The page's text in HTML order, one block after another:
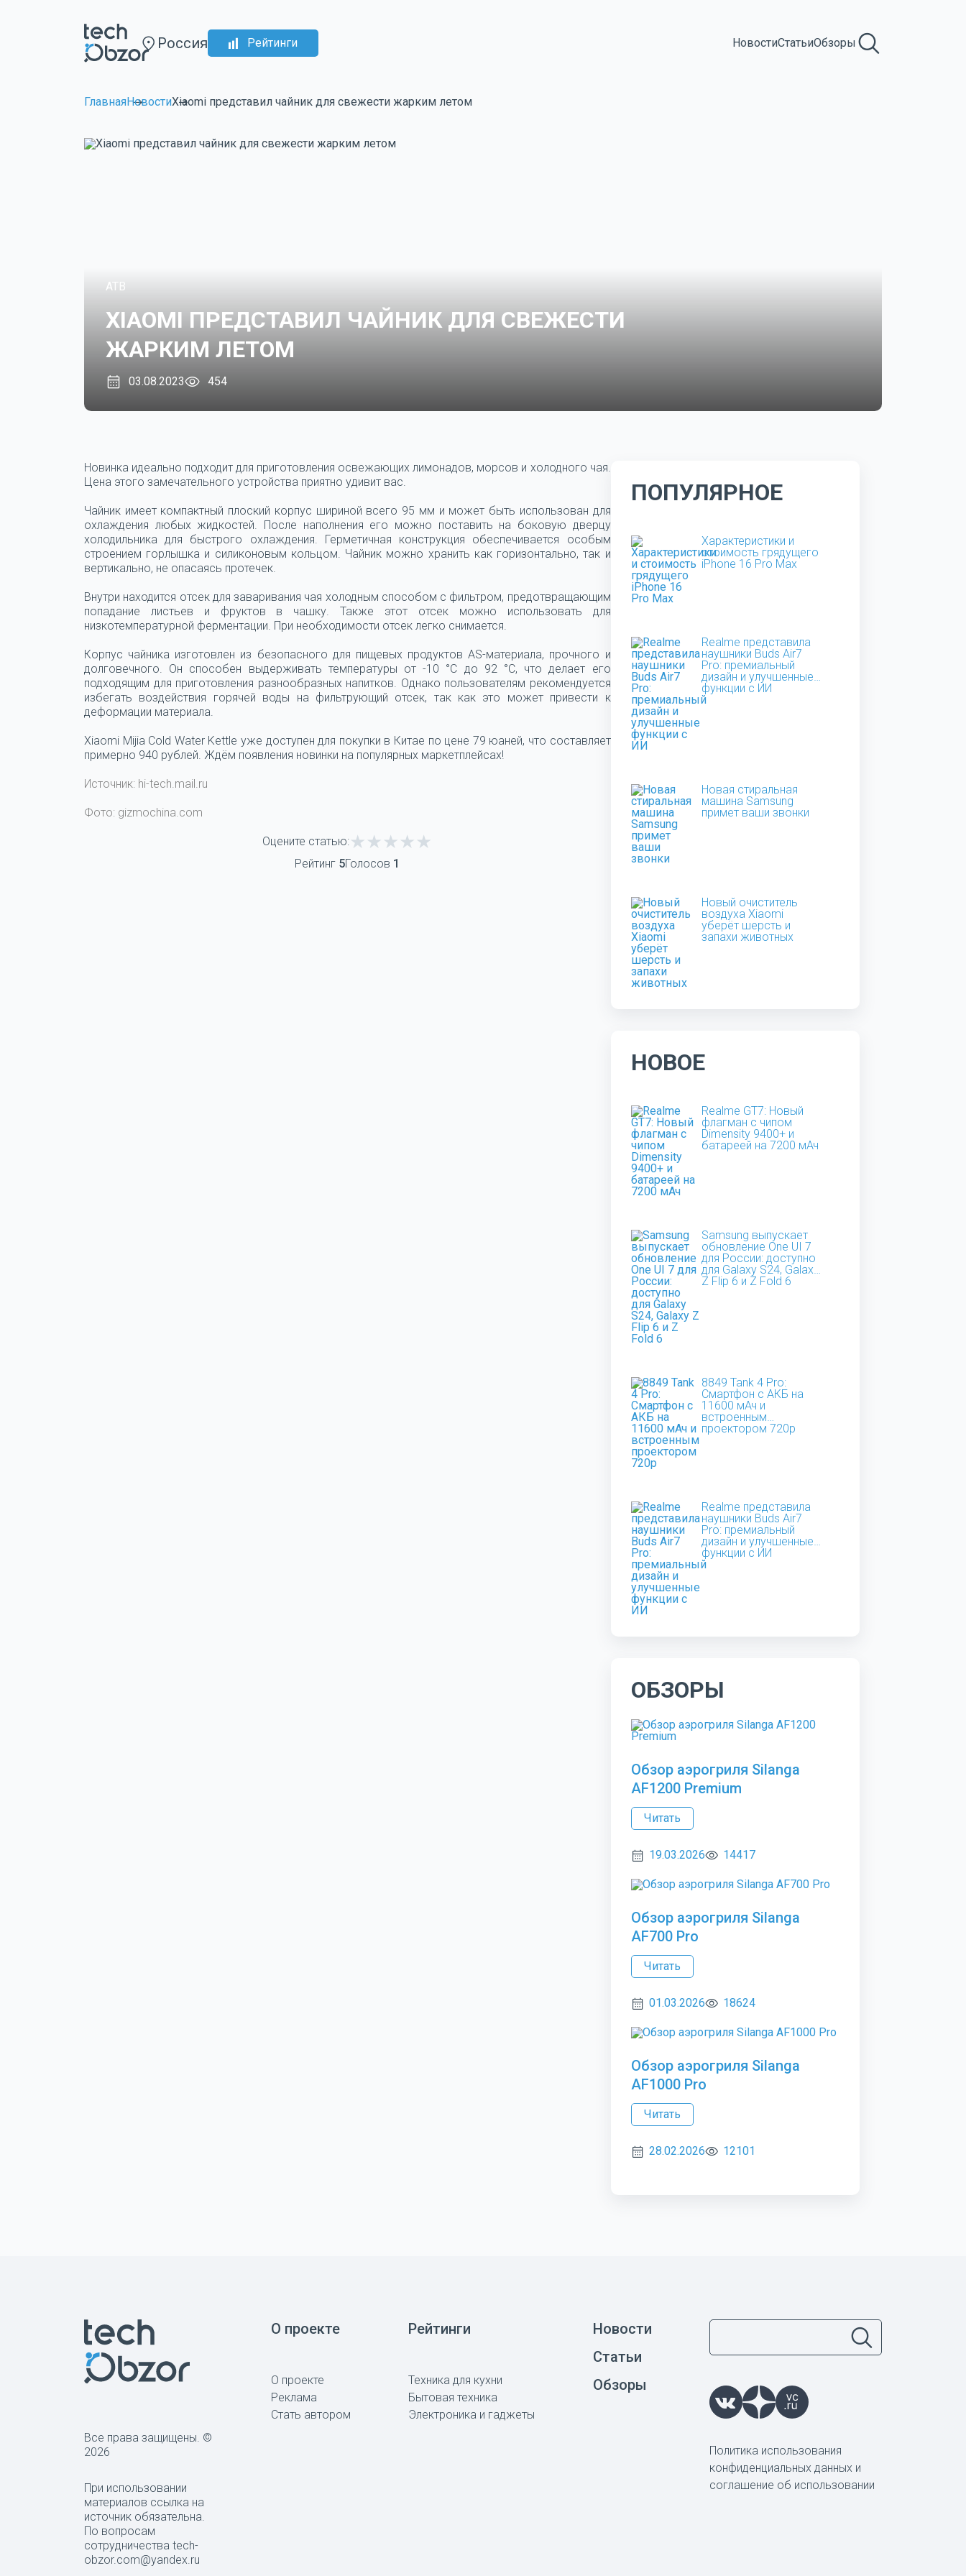
Россия Рейтинги НовостиСтатьиОбзоры
ГлавнаяНовостиXiaomi представил чайник для свежести жарким летом
ATB
XIAOMI ПРЕДСТАВИЛ ЧАЙНИК ДЛЯ СВЕЖЕСТИ
ЖАРКИМ ЛЕТОМ
03.08.2023 454
Новинка идеально подходит для приготовления освежающих лимонадов, морсов и холодного чая.
Цена этого замечательного устройства приятно удивит вас.
Чайник имеет компактный плоский корпус шириной всего 95 мм и может быть использован для
охлаждения любых жидкостей. После наполнения его можно поставить на боковую дверцу
холодильника для быстрого охлаждения. Герметичная конструкция обеспечивается особым
строением горлышка и силиконовым кольцом. Чайник можно хранить как горизонтально, так и
вертикально, не опасаясь протечек.
Внутри находится отсек для заваривания чая холодным способом с фильтром, предотвращающим
попадание листьев и фруктов в чашку. Также этот отсек можно использовать для
низкотемпературной ферментации. При необходимости отсек легко снимается.
Корпус чайника изготовлен из безопасного для пищевых продуктов AS-материала, прочного и
долговечного. Он способен выдерживать температуры от -10 °C до 92 °C, что делает его
подходящим для приготовления разнообразных напитков. Однако пользователям рекомендуется
избегать воздействия горячей воды на фильтрующий отсек, так как это может привести к
деформации материала.
Xiaomi Mijia Cold Water Kettle уже доступен для покупки в Китае по цене 79 юаней, что составляет
примерно 940 рублей. Ждём появления новинки на популярных маркетплейсах!
Источник: hi-tech.mail.ru
Фото: gizmochina.com
Оцените статью:
Рейтинг 5Голосов 1
ПОПУЛЯРНОЕ
Характеристики и
стоимость грядущего
iPhone 16 Pro Max
Realme представила
наушники Buds Air7
Pro: премиальный
дизайн и улучшенные
функции с ИИ
Новая стиральная
машина Samsung
примет ваши звонки
Новый очиститель
воздуха Xiaomi
уберёт шерсть и
запахи животных
НОВОЕ
Realme GT7: Новый
флагман с чипом
Dimensity 9400+ и
батареей на 7200 мАч
Samsung выпускает
обновление One UI 7
для России: доступно
для Galaxy S24, Galaxy
Z Flip 6 и Z Fold 6
8849 Tank 4 Pro:
Смартфон с АКБ на
11600 мАч и
встроенным
проектором 720p
Realme представила
наушники Buds Air7
Pro: премиальный
дизайн и улучшенные
функции с ИИ
ОБЗОРЫ
Обзор аэрогриля Silanga
AF1200 Premium
Читать
19.03.2026 14417
Обзор аэрогриля Silanga
AF700 Pro
Читать
01.03.2026 18624
Обзор аэрогриля Silanga
AF1000 Pro
Читать
28.02.2026 12101
Все права защищены. ©
2026
При использовании
материалов ссылка на
источник обязательна.
По вопросам
сотрудничества tech-
obzor.com@yandex.ru
О проекте
О проекте
Реклама
Стать автором
Рейтинги
Техника для кухни
Бытовая техника
Электроника и гаджеты
Новости
Статьи
Обзоры
Политика использования
конфиденциальных данных и
соглашение об использовании